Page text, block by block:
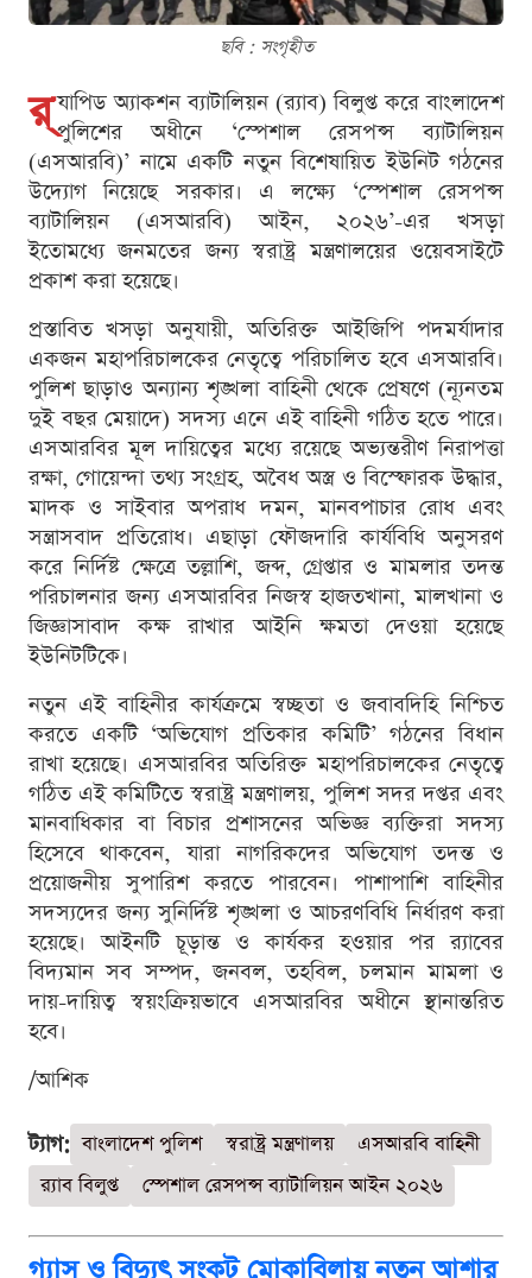
ছবি : সংগৃহীত
র‌্ যাপিড অ্যাকশন ব্যাটালিয়ন (র‌্যাব) বিলুপ্ত করে বাংলাদেশ
পুলিশের অধীনে ‘স্পেশাল রেসপন্স ব্যাটালিয়ন
(এসআরবি)’ নামে একটি নতুন বিশেষায়িত ইউনিট গঠনের
উদ্যোগ নিয়েছে সরকার। এ লক্ষ্যে ‘স্পেশাল রেসপন্স
ব্যাটালিয়ন (এসআরবি) আইন, ২০২৬’-এর খসড়া
ইতোমধ্যে জনমতের জন্য স্বরাষ্ট্র মন্ত্রণালয়ের ওয়েবসাইটে
প্রকাশ করা হয়েছে।
প্রস্তাবিত খসড়া অনুযায়ী, অতিরিক্ত আইজিপি পদমর্যাদার
একজন মহাপরিচালকের নেতৃত্বে পরিচালিত হবে এসআরবি।
পুলিশ ছাড়াও অন্যান্য শৃঙ্খলা বাহিনী থেকে প্রেষণে (ন্যূনতম
দুই বছর মেয়াদে) সদস্য এনে এই বাহিনী গঠিত হতে পারে।
এসআরবির মূল দায়িত্বের মধ্যে রয়েছে অভ্যন্তরীণ নিরাপত্তা
রক্ষা, গোয়েন্দা তথ্য সংগ্রহ, অবৈধ অস্ত্র ও বিস্ফোরক উদ্ধার,
মাদক ও সাইবার অপরাধ দমন, মানবপাচার রোধ এবং
সন্ত্রাসবাদ প্রতিরোধ। এছাড়া ফৌজদারি কার্যবিধি অনুসরণ
করে নির্দিষ্ট ক্ষেত্রে তল্লাশি, জব্দ, গ্রেপ্তার ও মামলার তদন্ত
পরিচালনার জন্য এসআরবির নিজস্ব হাজতখানা, মালখানা ও
জিজ্ঞাসাবাদ কক্ষ রাখার আইনি ক্ষমতা দেওয়া হয়েছে
ইউনিটটিকে।
নতুন এই বাহিনীর কার্যক্রমে স্বচ্ছতা ও জবাবদিহি নিশ্চিত
করতে একটি ‘অভিযোগ প্রতিকার কমিটি’ গঠনের বিধান
রাখা হয়েছে। এসআরবির অতিরিক্ত মহাপরিচালকের নেতৃত্বে
গঠিত এই কমিটিতে স্বরাষ্ট্র মন্ত্রণালয়, পুলিশ সদর দপ্তর এবং
মানবাধিকার বা বিচার প্রশাসনের অভিজ্ঞ ব্যক্তিরা সদস্য
হিসেবে থাকবেন, যারা নাগরিকদের অভিযোগ তদন্ত ও
প্রয়োজনীয় সুপারিশ করতে পারবেন। পাশাপাশি বাহিনীর
সদস্যদের জন্য সুনির্দিষ্ট শৃঙ্খলা ও আচরণবিধি নির্ধারণ করা
হয়েছে। আইনটি চূড়ান্ত ও কার্যকর হওয়ার পর র‌্যাবের
বিদ্যমান সব সম্পদ, জনবল, তহবিল, চলমান মামলা ও
দায়-দায়িত্ব স্বয়ংক্রিয়ভাবে এসআরবির অধীনে স্থানান্তরিত
হবে।
/আশিক
ট্যাগ: বাংলাদেশ পুলিশ স্বরাষ্ট্র মন্ত্রণালয়
এসআরবি বাহিনী
র‍্যাব বিলুপ্ত
স্পেশাল রেসপন্স ব্যাটালিয়ন আইন ২০২৬